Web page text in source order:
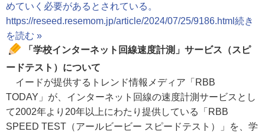
めていく必要があるとされている。
https://reseed.resemom.jp/article/2024/07/25/9186.html 続き
を読む »
「学校インターネット回線速度計測」サービス（スピ
ードテスト）について
イードが提供するトレンド情報メディア「RBB
TODAY」が、インターネット回線の速度計測サービスとし
て2002年より20年以上にわたり提供している「RBB
SPEED TEST（アールビービー スピードテスト）」を、学